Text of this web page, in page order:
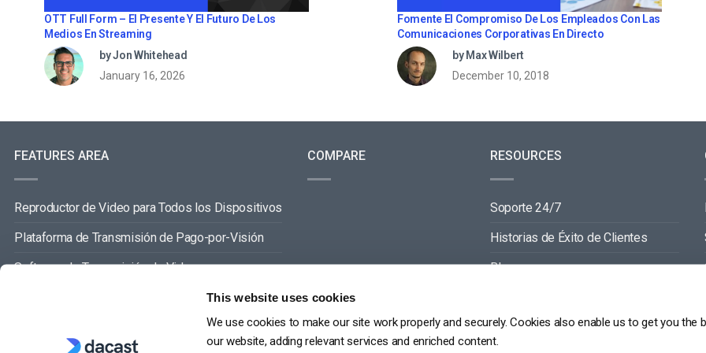
This website uses cookies
We use cookies to make our site work properly and securely. Cookies also enable us to get you the
our website, adding relevant services and enriched content.
OTT Full Form – El Presente Y El Futuro De Los
Medios En Streaming
by Jon Whitehead
January 16, 2026
Fomente El Compromiso De Los Empleados Con Las
Comunicaciones Corporativas En Directo
by Max Wilbert
December 10, 2018
FEATURES AREA
Reproductor de Video para Todos los Dispositivos
Plataforma de Transmisión de Pago-por-Visión
Software de Transmisión de Video
COMPARE RESOURCES
Soporte 24/7
Historias de Éxito de Clientes
Blog
Documentación de Reproductor API